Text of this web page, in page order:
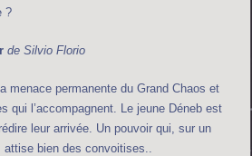
?
de Silvio Florio
menace permanente du Grand Chaos et
qui l’accompagnent. Le jeune Déneb est
leur arrivée. Un pouvoir qui, sur un
bien des convoitises..